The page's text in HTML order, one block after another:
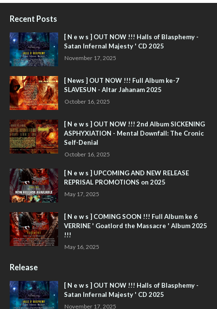
Recent Posts
[ N e w s ] OUT NOW !!! Halls of Blasphemy -
Satan Infernal Majesty ' CD 2025
November 17, 2025
[ News ] OUT NOW !!! Full Album ke-7
SLAVESUN - Altar Jahanam 2025
October 16, 2025
[ N e w s ] OUT NOW !!! 2nd Album SICKENING
ASPHYXIATION - Mental Downfall: The Cronic
Self-Denial
October 16, 2025
[ N e w s ] UPCOMING AND NEW RELEASE
REPRISAL PROMOTIONS on 2025
May 17, 2025
[ N e w s ] COMING SOON !!! Full Album ke 6
VERRINE ' Goatlord the Massacre ' Album 2025
!!!
May 16, 2025
Release
[ N e w s ] OUT NOW !!! Halls of Blasphemy -
Satan Infernal Majesty ' CD 2025
November 17, 2025